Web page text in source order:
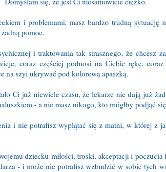
i problemami, masz bardzo trudną sytuację
pomoc.
i traktowania tak strasznego, że chcesz
coraz częściej podnosi na Ciebie rękę,
na szyi ukrywać pod kolorową apaszką.
Ci już niewiele czasu, że lekarze nie dają już
- a nie masz nikogo, kto mógłby podjąć
i nie potrafisz wyplątać się z matni, w której
dziecku miłości, troski, akceptacji i
- i może nie potrafisz wzbudzić w sobie tych